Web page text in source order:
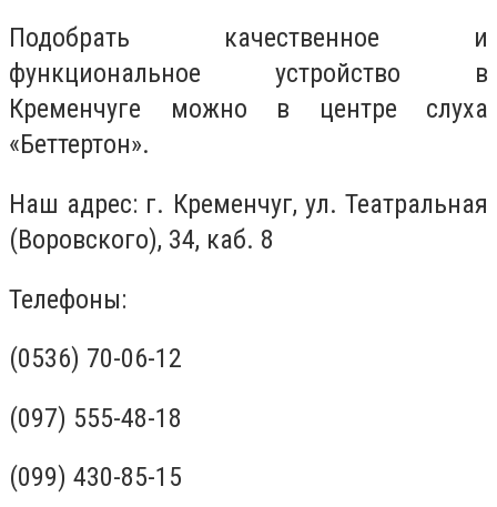
Подобрать качественное и
функциональное устройство в
Кременчуге можно в центре слуха
«Беттертон».
Наш адрес: г. Кременчуг, ул. Театральная
(Воровского), 34, каб. 8
Телефоны:
(0536) 70-06-12
(097) 555-48-18
(099) 430-85-15